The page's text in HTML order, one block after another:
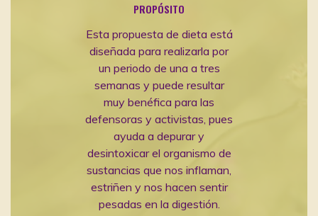
PROPÓSITO
Esta propuesta de dieta está
diseñada para realizarla por
un periodo de una a tres
semanas y puede resultar
muy benéfica para las
defensoras y activistas, pues
ayuda a depurar y
desintoxicar el organismo de
sustancias que nos inflaman,
estriñen y nos hacen sentir
pesadas en la digestión.